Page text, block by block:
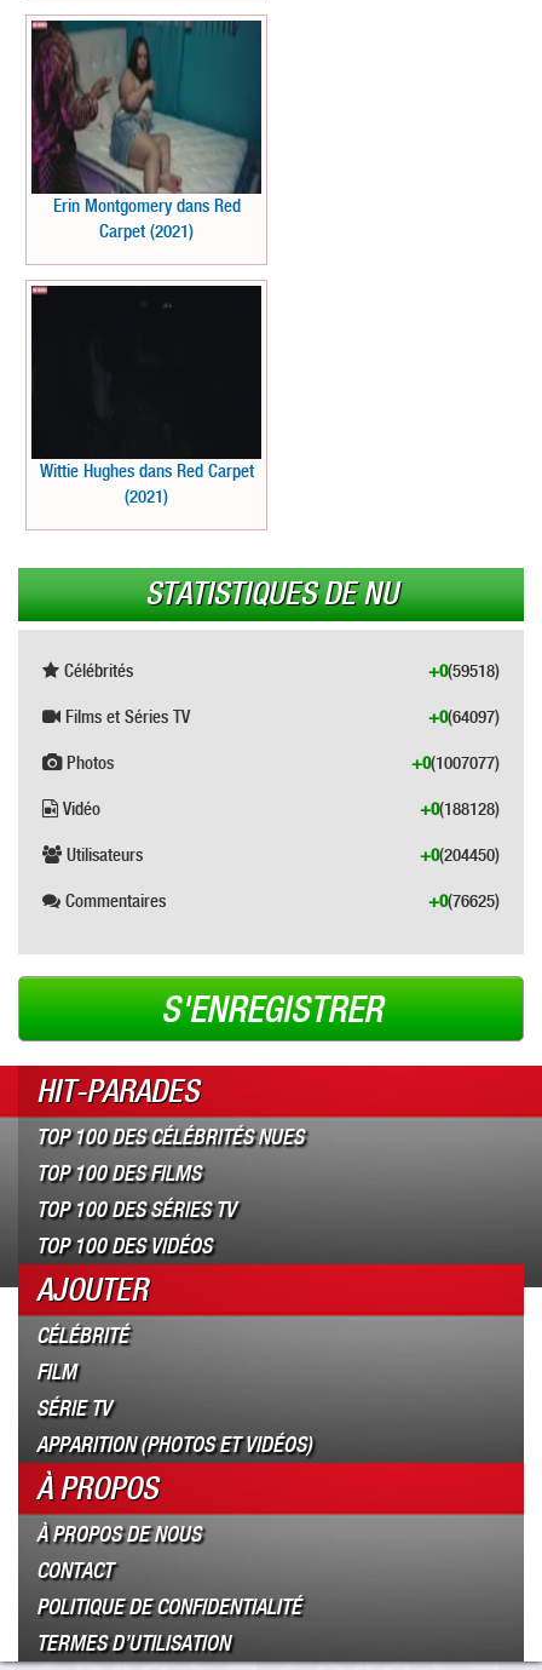
Erin Montgomery dans Red
Carpet (2021)
Wittie Hughes dans Red Carpet
(2021)
STATISTIQUES DE NU
Célébrités (59518)
+0
Films et Séries TV (64097)
+0
Photos (1007077)
+0
Vidéo (188128)
+0
Utilisateurs (204450)
+0
Commentaires (76625)
+0
S'ENREGISTRER
HIT-PARADES
TOP 100 DES CÉLÉBRITÉS NUES
TOP 100 DES FILMS
TOP 100 DES SÉRIES TV
TOP 100 DES VIDÉOS
AJOUTER
CÉLÉBRITÉ
FILM
SÉRIE TV
APPARITION (PHOTOS ET VIDÉOS)
À PROPOS
À PROPOS DE NOUS
CONTACT
POLITIQUE DE CONFIDENTIALITÉ
TERMES D’UTILISATION